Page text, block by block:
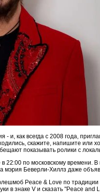
и, как всегда с 2008 года,
скажите, напишите или
показывать ролики с
22:00 по московскому времени.
мэрия Беверли-Хиллз даже
Peace & Love по традиции
в знаке V и сказать "Peace and